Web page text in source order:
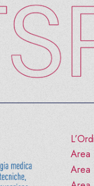
Area
Area